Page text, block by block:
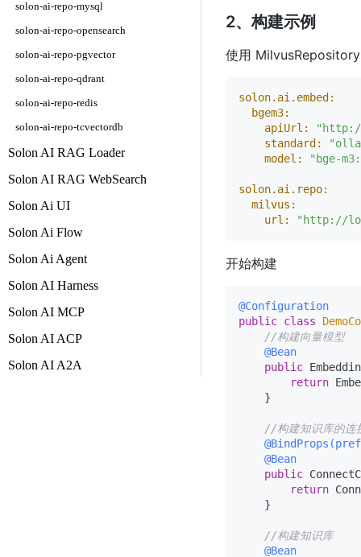
solon-ai-repo-mysql
solon-ai-repo-opensearch
solon-ai-repo-pgvector
solon-ai-repo-qdrant
solon-ai-repo-redis
solon-ai-repo-tcvectordb
Solon AI RAG Loader
Solon AI RAG WebSearch
Solon Ai UI
Solon Ai Flow
Solon Ai Agent
Solon AI Harness
Solon AI MCP
Solon AI ACP
Solon AI A2A
2、构建示例
使用
solon.ai.embed:
bgem3:
apiUrl:
"http://
standard:
model:
"bge-
solon.ai.repo:
milvus:
url:
"http://
开始构建
@Configuration
public class
//构建向量模型
@Bean
public
return
    }
//构建知识库的连
@Bean
public
return
    }
//构建知识库
@Bean